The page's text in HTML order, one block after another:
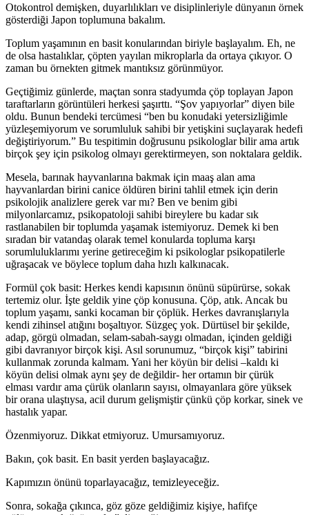
Otokontrol demişken, duyarlılıkları ve disiplinleriyle dünyanın örnek
gösterdiği Japon toplumuna bakalım.
Toplum yaşamının en basit konularından biriyle başlayalım. Eh, ne
de olsa hastalıklar, çöpten yayılan mikroplarla da ortaya çıkıyor. O
zaman bu örnekten gitmek mantıksız görünmüyor.
Geçtiğimiz günlerde, maçtan sonra stadyumda çöp toplayan Japon
taraftarların görüntüleri herkesi şaşırttı. “Şov yapıyorlar” diyen bile
oldu. Bunun bendeki tercümesi “ben bu konudaki yetersizliğimle
yüzleşemiyorum ve sorumluluk sahibi bir yetişkini suçlayarak hedefi
değiştiriyorum.” Bu tespitimin doğrusunu psikologlar bilir ama artık
birçok şey için psikolog olmayı gerektirmeyen, son noktalara geldik.
Mesela, barınak hayvanlarına bakmak için maaş alan ama
hayvanlardan birini canice öldüren birini tahlil etmek için derin
psikolojik analizlere gerek var mı? Ben ve benim gibi
milyonlarcamız, psikopatoloji sahibi bireylere bu kadar sık
rastlanabilen bir toplumda yaşamak istemiyoruz. Demek ki ben
sıradan bir vatandaş olarak temel konularda topluma karşı
sorumluluklarımı yerine getireceğim ki psikologlar psikopatilerle
uğraşacak ve böylece toplum daha hızlı kalkınacak.
Formül çok basit: Herkes kendi kapısının önünü süpürürse, sokak
tertemiz olur. İşte geldik yine çöp konusuna. Çöp, atık. Ancak bu
toplum yaşamı, sanki kocaman bir çöplük. Herkes davranışlarıyla
kendi zihinsel atığını boşaltıyor. Süzgeç yok. Dürtüsel bir şekilde,
adap, görgü olmadan, selam-sabah-saygı olmadan, içinden geldiği
gibi davranıyor birçok kişi. Asıl sorunumuz, “birçok kişi” tabirini
kullanmak zorunda kalmam. Yani her köyün bir delisi –kaldı ki
köyün delisi olmak aynı şey de değildir- her ortamın bir çürük
elması vardır ama çürük olanların sayısı, olmayanlara göre yüksek
bir orana ulaştıysa, acil durum gelişmiştir çünkü çöp korkar, sinek ve
hastalık yapar.
Özenmiyoruz. Dikkat etmiyoruz. Umursamıyoruz.
Bakın, çok basit. En basit yerden başlayacağız.
Kapımızın önünü toparlayacağız, temizleyeceğiz.
Sonra, sokağa çıkınca, göz göze geldiğimiz kişiye, hafifçe